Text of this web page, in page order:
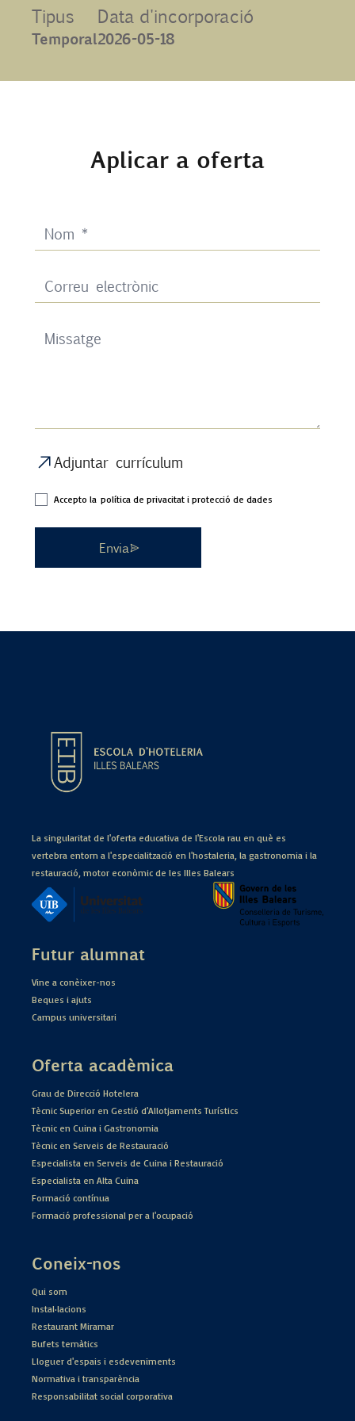
Contacte
Tipus
Temporal
Data d'incorporació
2026-05-18
Aplicar a oferta
Adjuntar currículum
Accepto la política de privacitat i protecció de dades
Envia
La singularitat de l'oferta educativa de l'Escola rau en què es
vertebra entorn a l'especialització en l'hostaleria, la gastronomia i la
restauració, motor econòmic de les Illes Balears
Futur alumnat
Vine a conèixer-nos
Beques i ajuts
Campus universitari
Oferta acadèmica
Grau de Direcció Hotelera
Tècnic Superior en Gestió d'Allotjaments Turístics
Tècnic en Cuina i Gastronomia
Tècnic en Serveis de Restauració
Especialista en Serveis de Cuina i Restauració
Especialista en Alta Cuina
Formació contínua
Formació professional per a l'ocupació
Coneix-nos
Qui som
Instal·lacions
Restaurant Miramar
Bufets temàtics
Lloguer d'espais i esdeveniments
Normativa i transparència
Responsabilitat social corporativa